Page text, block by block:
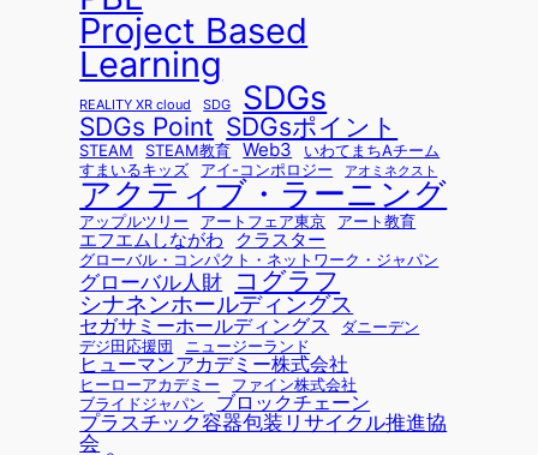
Project Based
Learning
REALITY XR cloud SDG SDGs
SDGs Point SDGsポイント
STEAM STEAM教育 Web3
いわてまちAチーム
すまいるキッズ
アイ-コンポロジー アオミネクスト
アクティブ・ラーニング
アップルツリー アートフェア東京 アート教育
エフエムしながわ クラスター
グローバル・コンパクト・ネットワーク・ジャパン
グローバル人財 コグラフ
シナネンホールディングス
セガサミーホールディングス
ダニーデン
デジ田応援団
ニュージーランド
ヒューマンアカデミー株式会社
ヒーローアカデミー
ファイン株式会社
ブライドジャパン
ブロックチェーン
プラスチック容器包装リサイクル推進協
会